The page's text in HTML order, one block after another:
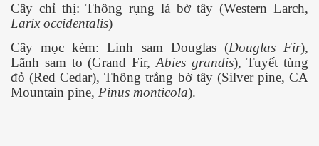
Cây chỉ thị: Thông rụng lá bờ tây (Western Larch,
Larix occidentalis)
Cây mọc kèm: Linh sam Douglas (Douglas Fir),
Lãnh sam to (Grand Fir,Abies grandis), Tuyết tùng
đỏ (Red Cedar), Thông trắng bờ tây (Silver pine, CA
Mountain pine, Pinus monticola).